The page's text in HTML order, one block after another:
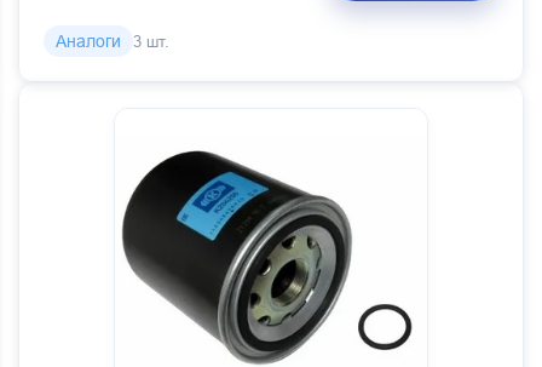
Аналоги 3 шт.